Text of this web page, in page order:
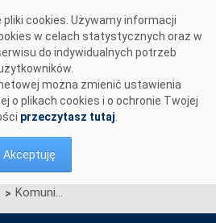
cookies. Używamy informacji
w celach statystycznych oraz w
do indywidualnych potrzeb
można zmienić ustawienia
o plikach cookies i o ochronie Twojej
przeczytasz tutaj
Akceptuję
> Komunikat OSP dotyczący zawieszenia procesu Jednolitego łączenia Rynków Dnia Bieżącego w dniu 29.11.2022 r.